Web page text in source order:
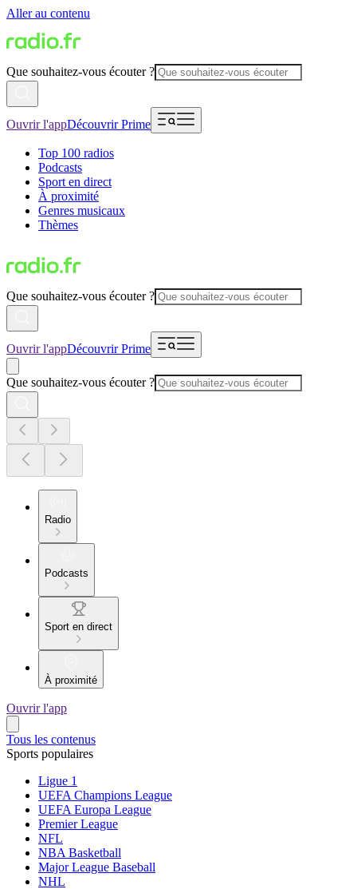
Aller au contenu
Que souhaitez-vous écouter ?
Ouvrir l'appDécouvrir Prime
Top 100 radios
Podcasts
Sport en direct
À proximité
Genres musicaux
Thèmes
Que souhaitez-vous écouter ?
Ouvrir l'appDécouvrir Prime
Que souhaitez-vous écouter ?
Radio
Podcasts
Sport en direct
À proximité
Ouvrir l'app
Tous les contenus
Sports populaires
Ligue 1
UEFA Champions League
UEFA Europa League
Premier League
NFL
NBA Basketball
Major League Baseball
NHL